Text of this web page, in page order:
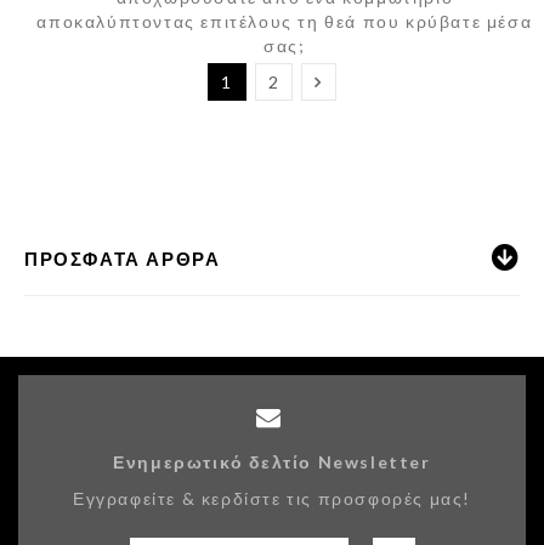
αποκαλύπτοντας επιτέλους τη θεά που κρύβατε μέσα
σας;
1
2
ΠΡΌΣΦΑΤΑ ΆΡΘΡΑ
Ενημερωτικό δελτίο Newsletter
Εγγραφείτε & κερδίστε τις προσφορές μας!